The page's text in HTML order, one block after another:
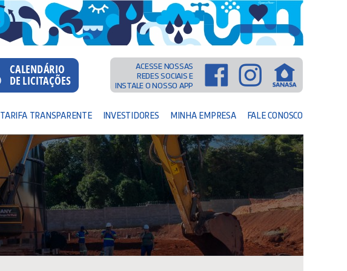
ACESSE NOSSAS
REDES SOCIAIS E
INSTALE O NOSSO APP
TARIFA TRANSPARENTE INVESTIDORES MINHA EMPRESA FALE CONOSCO